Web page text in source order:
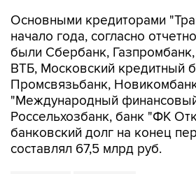
Основными кредиторами
начало года, согласно
были Сбербанк,
ВТБ, Московский кредитный
Промсвязьбанк,
"Международный
Россельхозбанк, банк "ФК
банковский долг на конец
составлял 67,5 млрд руб.